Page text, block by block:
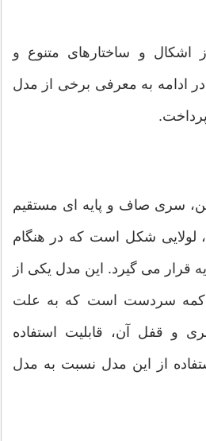
اشکال و ساختارهای متنوع و
ادامه به معرفی برخی از مدل
سری صاف و پایه ای مستقیم
لولایی شکل است که در هنگام
قرار می گیرد. این مدل یکی از
سردست است که به علت
و قفل آن، قابلیت استفاده
از این مدل نسبت به مدل